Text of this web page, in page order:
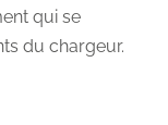
qui se
du chargeur.